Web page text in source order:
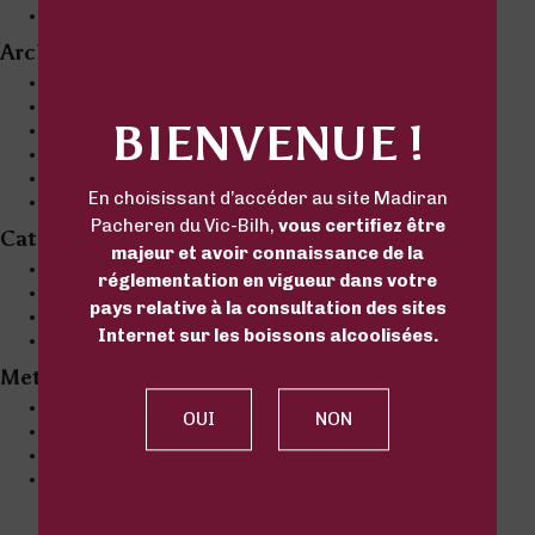
Archives
February 2019
January 2019
November 2018
Categories
Actualité UK
Comprendre UK
Conseils UK
Événement UK
Meta
Comments feed
BIENVENUE !
En choisissant d’accéder au site Madiran
Pacheren du Vic-Bilh, vous certifiez être
majeur et avoir connaissance de la
réglementation en vigueur dans votre
pays relative à la consultation des sites
Internet sur les boissons alcoolisées.